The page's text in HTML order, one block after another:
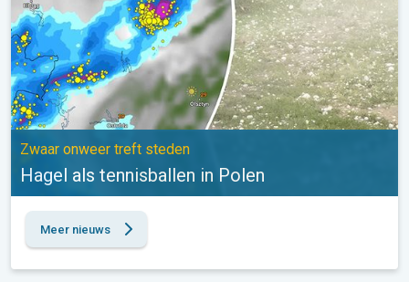
Zwaar onweer treft steden
Hagel als tennisballen in Polen
Meer nieuws